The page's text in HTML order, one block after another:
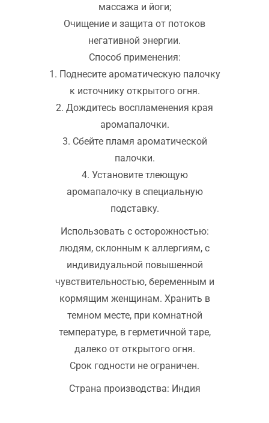
массажа и йоги;
Очищение и защита от потоков
негативной энергии.
Способ применения:
1. Поднесите ароматическую палочку
к источнику открытого огня.
2. Дождитесь воспламенения края
аромапалочки.
3. Сбейте пламя ароматической
палочки.
4. Установите тлеющую
аромапалочку в специальную
подставку.
Использовать с осторожностью:
людям, склонным к аллергиям, с
индивидуальной повышенной
чувствительностью, беременным и
кормящим женщинам. Хранить в
темном месте, при комнатной
температуре, в герметичной таре,
далеко от открытого огня.
Срок годности не ограничен.
Страна производства: Индия